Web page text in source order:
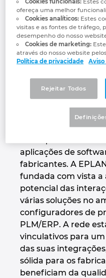
Weidmüller,
um princípio
alto nível de
EPLAN para as
transformação
produtos, CPQ,
possam comunicar
com as outras.
aplicações de
fabricantes. A
fundada com vista
potencial das
várias soluções no
configuradores de
PLM/ERP. A rede
vinculativos para
das suas
sólida para os
beneficiam da
Denmark
Finland
France
Germany
India
Indonesia
Ireland
Israel
Italy
ofereça uma melhor
Cookies analíticos:Estes
visitas e as fontes de tráfego,
desempenho do nosso
Cookies de marketing:
através do nosso website
Política de privacidade
Aviso
Rejeitar Todos